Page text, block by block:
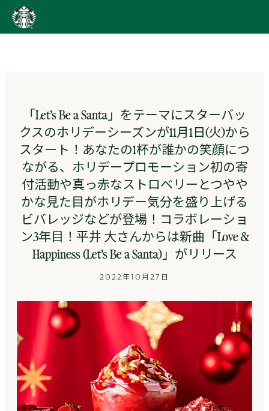
content
Go
ス
ト
homepage
「Let’s Be a Santa」をテーマにスターバッ
クスのホリデーシーズンが11月1日(火)から
スタート！あなたの1杯が誰かの笑顔につ
ながる、ホリデープロモーション初の寄
付活動や真っ赤なストロベリーとつやや
かな見た目がホリデー気分を盛り上げる
ビバレッジなどが登場！コラボレーショ
ン3年目！平井 大さんからは新曲「Love &
Happiness (Let’s Be a Santa)」がリリース
2022年10月27日